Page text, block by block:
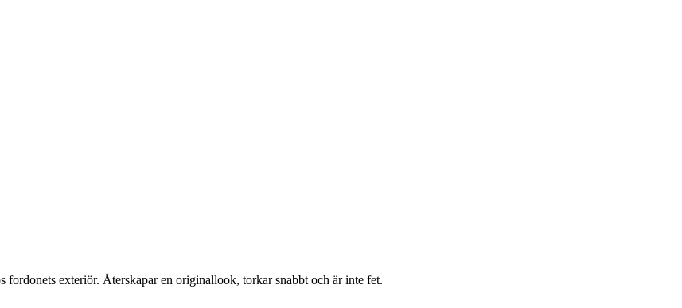
exteriör. Återskapar en originallook, torkar snabbt och är inte fet.